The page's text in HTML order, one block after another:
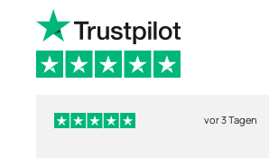
vor 3 Tagen